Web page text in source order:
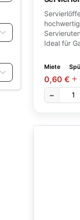
Ideal für
Miete
0,60 €
−